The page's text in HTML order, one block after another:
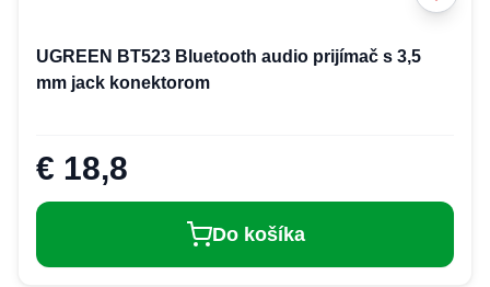
UGREEN BT523 Bluetooth audio prijímač s 3,5
mm jack konektorom
€ 18,8
Do košíka